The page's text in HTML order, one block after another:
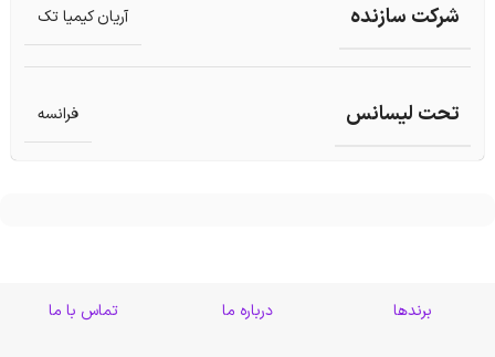
شرکت سازنده آریان کیمیا تک
تحت لیسانس فرانسه
برندها درباره ما تماس با ما